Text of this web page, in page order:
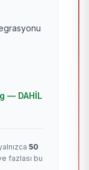
— DAHİL
50
fazlası bu